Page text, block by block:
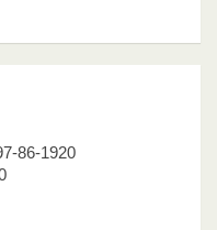
86-1920